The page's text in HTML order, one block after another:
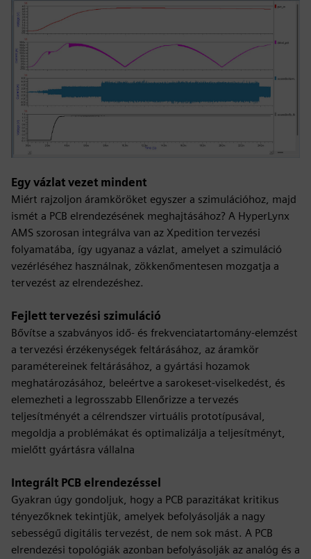
Egy vázlat vezet mindent
Miért rajzoljon áramköröket egyszer a szimulációhoz, majd
ismét a PCB elrendezésének meghajtásához? A HyperLynx
AMS szorosan integrálva van az Xpedition tervezési
folyamatába, így ugyanaz a vázlat, amelyet a szimuláció
vezérléséhez használnak, zökkenőmentesen mozgatja a
tervezést az elrendezéshez.
Fejlett tervezési szimuláció
Bővítse a szabványos idő- és frekvenciatartomány-elemzést
a tervezési érzékenységek feltárásához, az áramkör
paramétereinek feltárásához, a gyártási hozamok
meghatározásához, beleértve a sarokeset-viselkedést, és
elemezheti a legrosszabb Ellenőrizze a tervezés
teljesítményét a célrendszer virtuális prototípusával,
megoldja a problémákat és optimalizálja a teljesítményt,
mielőtt gyártásra vállalna
Integrált PCB elrendezéssel
Gyakran úgy gondoljuk, hogy a PCB parazitákat kritikus
tényezőknek tekintjük, amelyek befolyásolják a nagy
sebességű digitális tervezést, de nem sok mást. A PCB
elrendezési topológiák azonban befolyásolják az analóg és a